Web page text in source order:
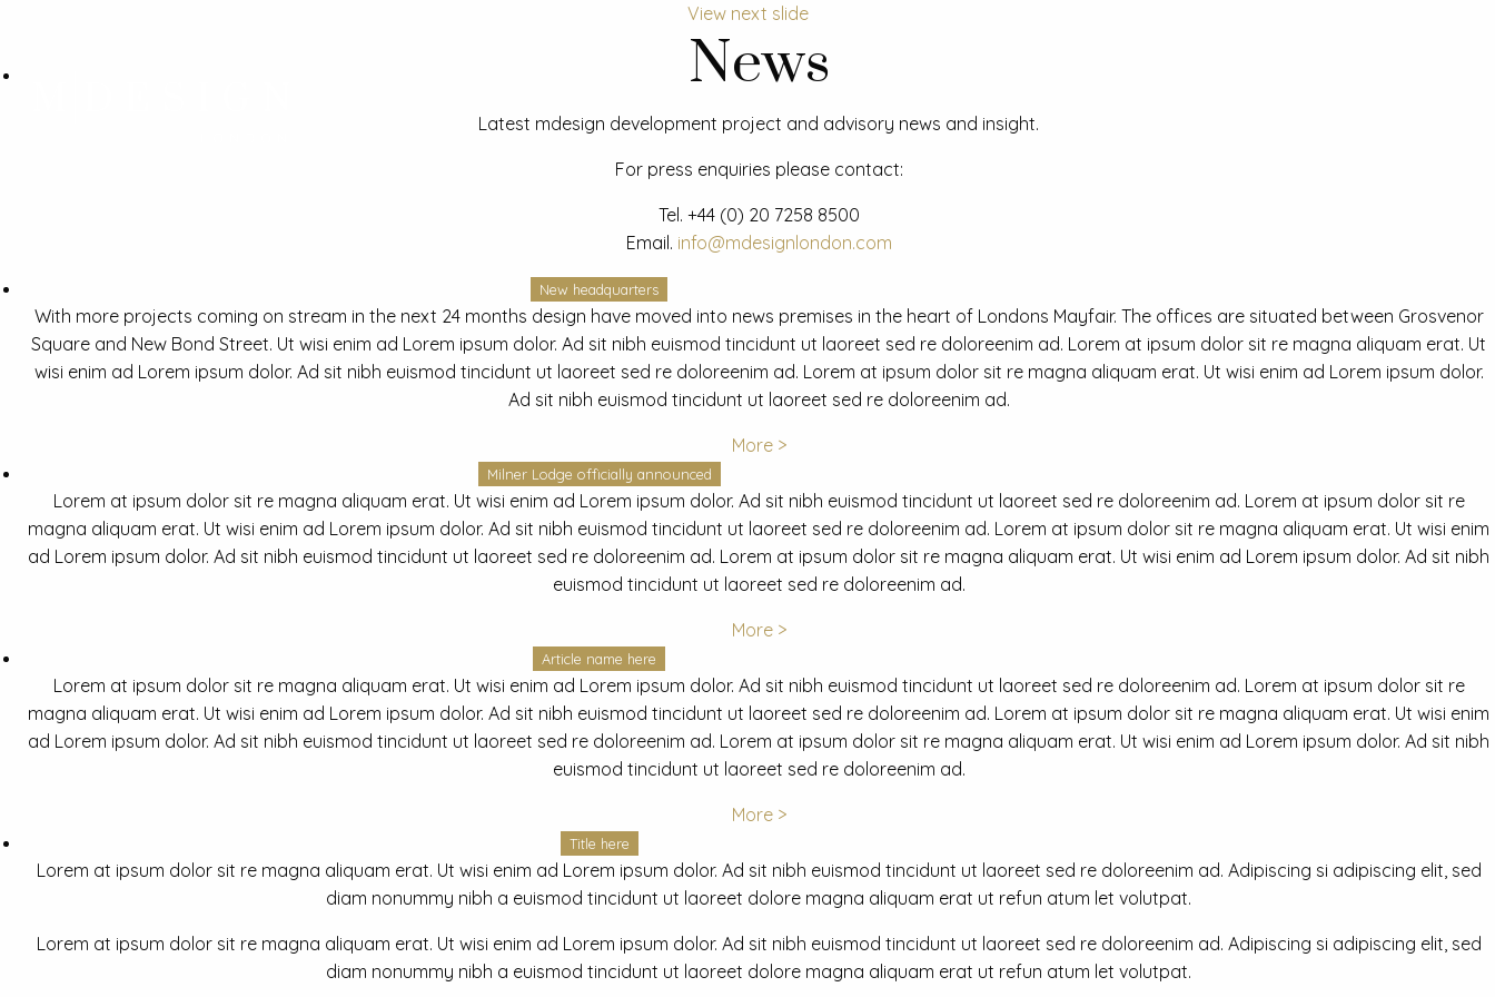
View next slide
News
Latest mdesign development project and advisory news and insight.
For press enquiries please contact:
Tel. +44 (0) 20 7258 8500
Email. info@mdesignlondon.com
New headquarters
With more projects coming on stream in the next 24 months design have moved into news premises in the heart of Londons Mayfair. The offices are situated between Grosvenor
Square and New Bond Street. Ut wisi enim ad Lorem ipsum dolor. Ad sit nibh euismod tincidunt ut laoreet sed re doloreenim ad. Lorem at ipsum dolor sit re magna aliquam erat. Ut
wisi enim ad Lorem ipsum dolor. Ad sit nibh euismod tincidunt ut laoreet sed re doloreenim ad. Lorem at ipsum dolor sit re magna aliquam erat. Ut wisi enim ad Lorem ipsum dolor.
Ad sit nibh euismod tincidunt ut laoreet sed re doloreenim ad.
More >
Milner Lodge officially announced
Lorem at ipsum dolor sit re magna aliquam erat. Ut wisi enim ad Lorem ipsum dolor. Ad sit nibh euismod tincidunt ut laoreet sed re doloreenim ad. Lorem at ipsum dolor sit re
magna aliquam erat. Ut wisi enim ad Lorem ipsum dolor. Ad sit nibh euismod tincidunt ut laoreet sed re doloreenim ad. Lorem at ipsum dolor sit re magna aliquam erat. Ut wisi enim
ad Lorem ipsum dolor. Ad sit nibh euismod tincidunt ut laoreet sed re doloreenim ad. Lorem at ipsum dolor sit re magna aliquam erat. Ut wisi enim ad Lorem ipsum dolor. Ad sit nibh
euismod tincidunt ut laoreet sed re doloreenim ad.
More >
Article name here
Lorem at ipsum dolor sit re magna aliquam erat. Ut wisi enim ad Lorem ipsum dolor. Ad sit nibh euismod tincidunt ut laoreet sed re doloreenim ad. Lorem at ipsum dolor sit re
magna aliquam erat. Ut wisi enim ad Lorem ipsum dolor. Ad sit nibh euismod tincidunt ut laoreet sed re doloreenim ad. Lorem at ipsum dolor sit re magna aliquam erat. Ut wisi enim
ad Lorem ipsum dolor. Ad sit nibh euismod tincidunt ut laoreet sed re doloreenim ad. Lorem at ipsum dolor sit re magna aliquam erat. Ut wisi enim ad Lorem ipsum dolor. Ad sit nibh
euismod tincidunt ut laoreet sed re doloreenim ad.
More >
Title here
Lorem at ipsum dolor sit re magna aliquam erat. Ut wisi enim ad Lorem ipsum dolor. Ad sit nibh euismod tincidunt ut laoreet sed re doloreenim ad. Adipiscing si adipiscing elit, sed
diam nonummy nibh a euismod tincidunt ut laoreet dolore magna aliquam erat ut refun atum let volutpat.
Lorem at ipsum dolor sit re magna aliquam erat. Ut wisi enim ad Lorem ipsum dolor. Ad sit nibh euismod tincidunt ut laoreet sed re doloreenim ad. Adipiscing si adipiscing elit, sed
diam nonummy nibh a euismod tincidunt ut laoreet dolore magna aliquam erat ut refun atum let volutpat.